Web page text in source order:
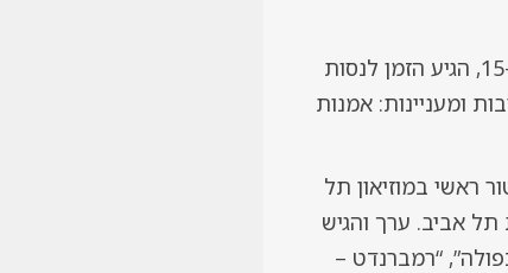
אחרי שלמדנו על חייהם ועל יצירותיהם של המייסטרים הגדולים של תולדות האמנות במאות 15-19, הגיע הזמן לנסות
ומעניינות: אמנות
ראשי במוזיאון תל
אביב. ערך והגיש
כפולה”, “רמברנדט –